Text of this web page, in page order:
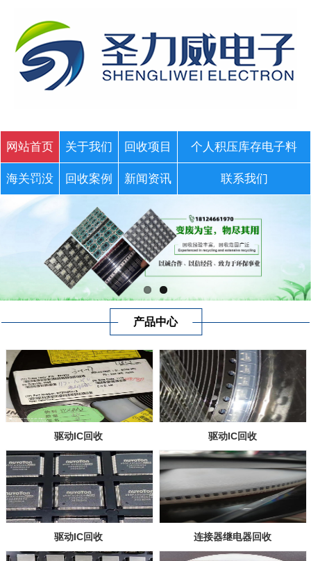
网站首页 关于我们 回收项目 个人积压库存电子料
海关罚没 回收案例 新闻资讯 联系我们
产品中心
驱动IC回收 驱动IC回收
驱动IC回收 连接器继电器回收